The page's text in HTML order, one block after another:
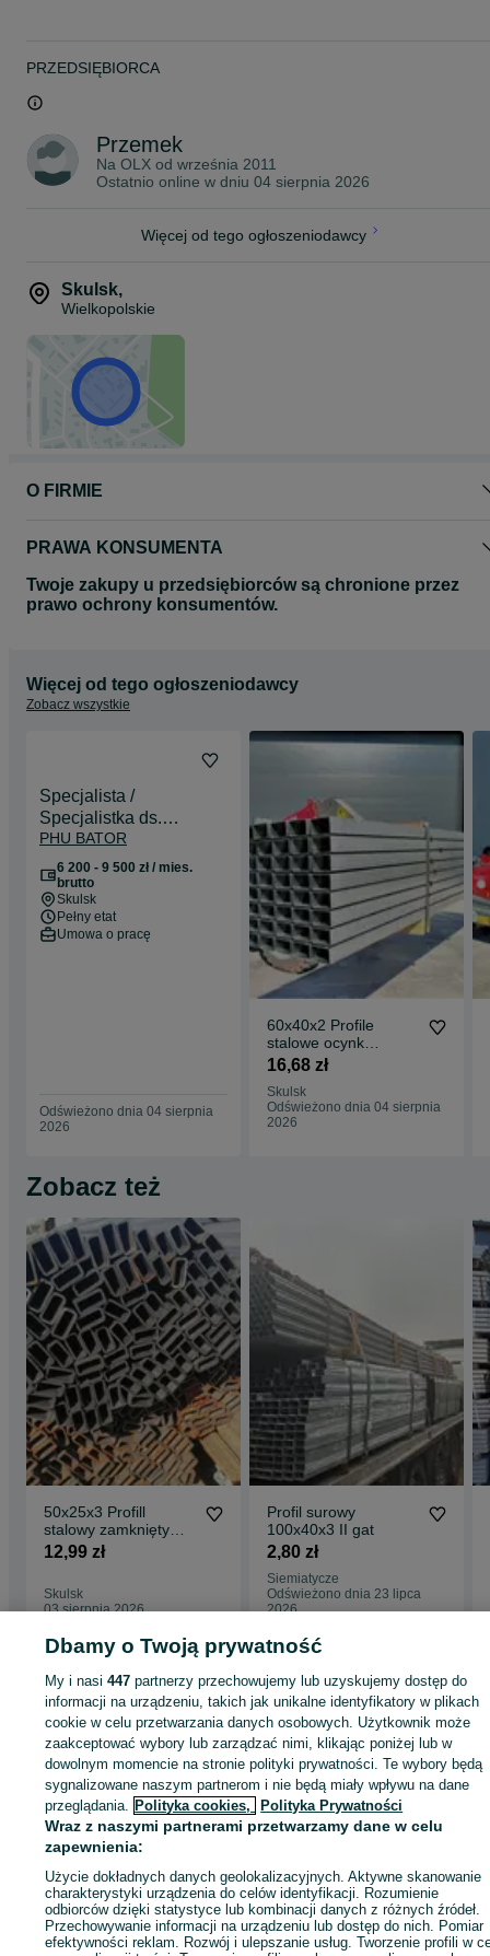
Mieścimy się w miejscowości Skulsk pomiędzy Koninem a
Inowrocławiem
Woj. Wielkopolskie, droga krajowa nr 25.
Umożliwiamy transport po całej Polsce.
PRZEDSIĘBIORCA
Przemek
Na OLX od września 2011
Ostatnio online w dniu 04 sierpnia 2026
Więcej od tego ogłoszeniodawcy
Skulsk,
Wielkopolskie
O FIRMIE
PRAWA KONSUMENTA
Twoje zakupy u przedsiębiorców są chronione przez
prawo ochrony konsumentów.
Więcej od tego ogłoszeniodawcy
Zobacz wszystkie
Specjalista /
Specjalistka ds.
administracyjno-
księgowych
PHU BATOR
6 200 - 9 500 zł / mies.
brutto
Skulsk
Pełny etat
Umowa o pracę
Odświeżono dnia 04 sierpnia
2026
60x40x2 Profile
stalowe ocynk
zamknięte rury łaty
ogrodzenie słupy
16,68 zł
Skulsk
Odświeżono dnia 04 sierpnia
2026
Zobacz też
50x25x3 Profill
stalowy zamknięty
rura profil brama
drzwi
12,99 zł
Skulsk
03 sierpnia 2026
Profil surowy
100x40x3 II gat
2,80 zł
Siemiatycze
Odświeżono dnia 23 lipca
2026
Strona główna Budowa i Remont Pozostałe
Pozostałe - Wielkopolskie
Pozostałe - Skulsk
KATEGORIA
ID:693488898 Wyświetlenia:
Zadzwoń / SMS Wyślij wiadomość
Dbamy o Twoją prywatność
My i nasi447 partnerzy przechowujemy lub uzyskujemy dostęp do
informacji na urządzeniu, takich jak unikalne identyfikatory w plikach
cookie w celu przetwarzania danych osobowych. Użytkownik może
zaakceptować wybory lub zarządzać nimi, klikając poniżej lub w
dowolnym momencie na stronie polityki prywatności. Te wybory będą
sygnalizowane naszym partnerom i nie będą miały wpływu na dane
przeglądania. Polityka cookies, Polityka Prywatności
Wraz z naszymi partnerami przetwarzamy dane w celu
zapewnienia:
Użycie dokładnych danych geolokalizacyjnych. Aktywne skanowanie
charakterystyki urządzenia do celów identyfikacji. Rozumienie
odbiorców dzięki statystyce lub kombinacji danych z różnych źródeł.
Przechowywanie informacji na urządzeniu lub dostęp do nich. Pomiar
efektywności reklam. Rozwój i ulepszanie usług. Tworzenie profili w